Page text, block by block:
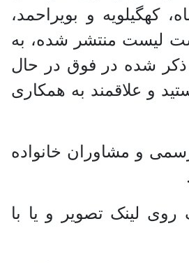
کهگیلویه و بویراحمد،
لیست منتشر شده، به
شده در فوق در حال
و علاقمند به همکاری
و مشاوران خانواده
روی لینک تصویر و یا با